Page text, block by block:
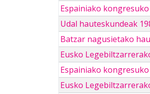
Espainiako
Udal hauteskundeak
Batzar nagusietako
Eusko
Espainiako
Eusko